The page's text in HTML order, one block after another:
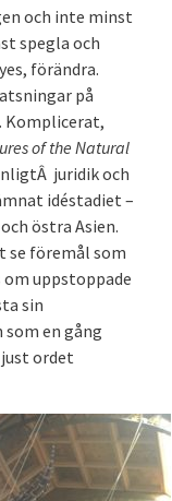
och inte minst
spegla och
förändra.
på
Komplicerat,
of the Natural
juridik och
idéstadiet –
östra Asien.
föremål som
om uppstoppade
sin
en gång
ordet